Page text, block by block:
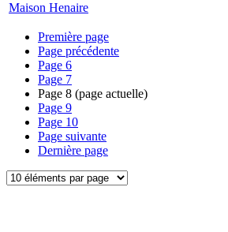
Maison Henaire
Première page
Page précédente
Page 6
Page 7
Page 8 (page actuelle)
Page 9
Page 10
Page suivante
Dernière page